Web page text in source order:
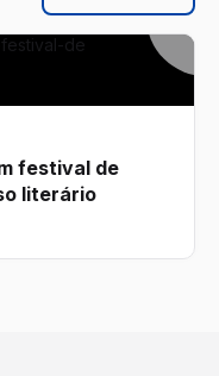
festival de
literário